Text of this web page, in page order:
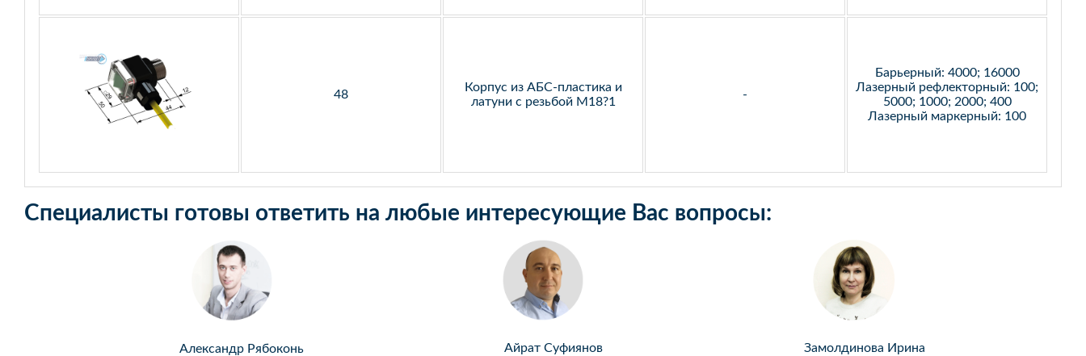
48
Корпус из АБС-пластика и
латуни с резьбой М18?1
-
Барьерный: 4000; 16000
Лазерный рефлекторный: 100;
5000; 1000; 2000; 400
Лазерный маркерный: 100
Специалисты готовы ответить на любые интересующие Вас вопросы:
Александр Рябоконь Айрат Суфиянов Замолдинова Ирина